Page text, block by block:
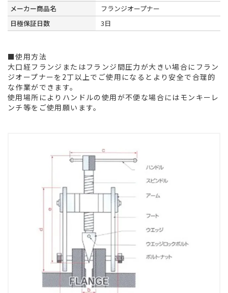
メーカー商品名
フランジオープナー
日極保証日数
3日
■使用方法
大口経フランジまたはフランジ間圧力が大きい場合にフラン
ジオープナーを2丁以上でご使用になるとより安全で合理的
な作業ができます。
使用場所によりハンドルの使用が不便な場合にはモンキーレ
ンチ等をご使用願います。